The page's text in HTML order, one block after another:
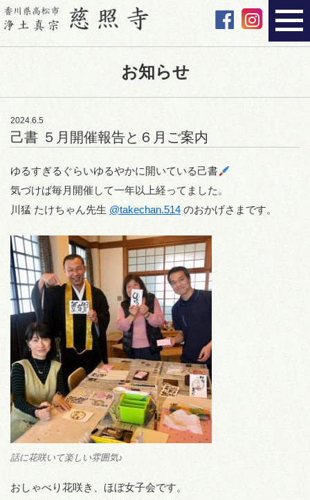
お知らせ
2024.6.5
己書 ５月開催報告と６月ご案内
ゆるすぎるぐらいゆるやかに開いている己書
気づけば毎月開催して一年以上経ってました。
川猛 たけちゃん先生 @takechan.514 のおかげさまです。
話に花咲いて楽しい雰囲気♪
おしゃべり花咲き、ほぼ女子会です。